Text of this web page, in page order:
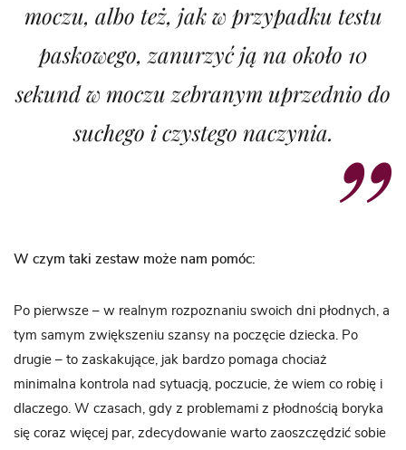
moczu, albo też, jak w przypadku testu
paskowego, zanurzyć ją na około 10
sekund w moczu zebranym uprzednio do
suchego i czystego naczynia.
W czym taki zestaw może nam pomóc:
Po pierwsze – w realnym rozpoznaniu swoich dni płodnych, a
tym samym zwiększeniu szansy na poczęcie dziecka. Po
drugie – to zaskakujące, jak bardzo pomaga chociaż
minimalna kontrola nad sytuacją, poczucie, że wiem co robię i
dlaczego. W czasach, gdy z problemami z płodnością boryka
się coraz więcej par, zdecydowanie warto zaoszczędzić sobie